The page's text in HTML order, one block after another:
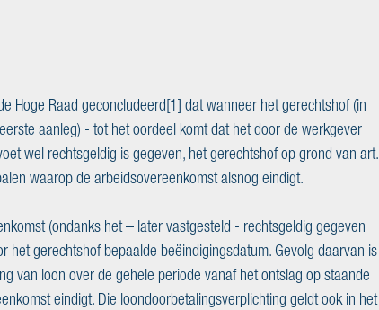
Hoge Raad geconcludeerd[1] dat wanneer het gerechtshof (in
aanleg) - tot het oordeel komt dat het door de werkgever
wel rechtsgeldig is gegeven, het gerechtshof op grond van art.
waarop de arbeidsovereenkomst alsnog eindigt.
(ondanks het – later vastgesteld - rechtsgeldig gegeven
het gerechtshof bepaalde beëindigingsdatum. Gevolg daarvan is
van loon over de gehele periode vanaf het ontslag op staande
eindigt. Die loondoorbetalingsverplichting geldt ook in het